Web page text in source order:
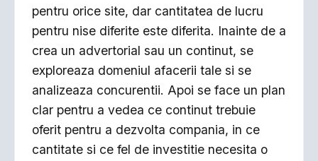
pentru orice site, dar cantitatea de lucru
pentru nise diferite este diferita. Inainte de a
crea un advertorial sau un continut, se
exploreaza domeniul afacerii tale si se
analizeaza concurentii. Apoi se face un plan
clar pentru a vedea ce continut trebuie
oferit pentru a dezvolta compania, in ce
cantitate si ce fel de investitie necesita o